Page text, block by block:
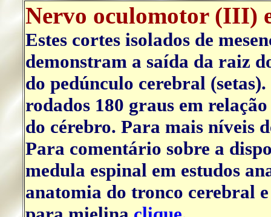
Nervo oculomotor (III)
Estes cortes isolados de
demonstram a saída da raiz
do pedúnculo cerebral
rodados 180 graus em
do cérebro. Para mais níveis
Para comentário sobre a
medula espinal em estudos
anatomia do tronco cerebral